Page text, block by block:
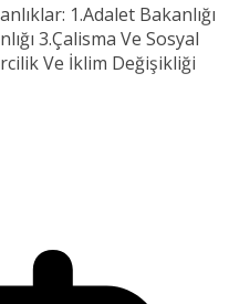
1.Adalet Bakanlığı
3.Çalisma Ve Sosyal
Ve İklim Değişikliği